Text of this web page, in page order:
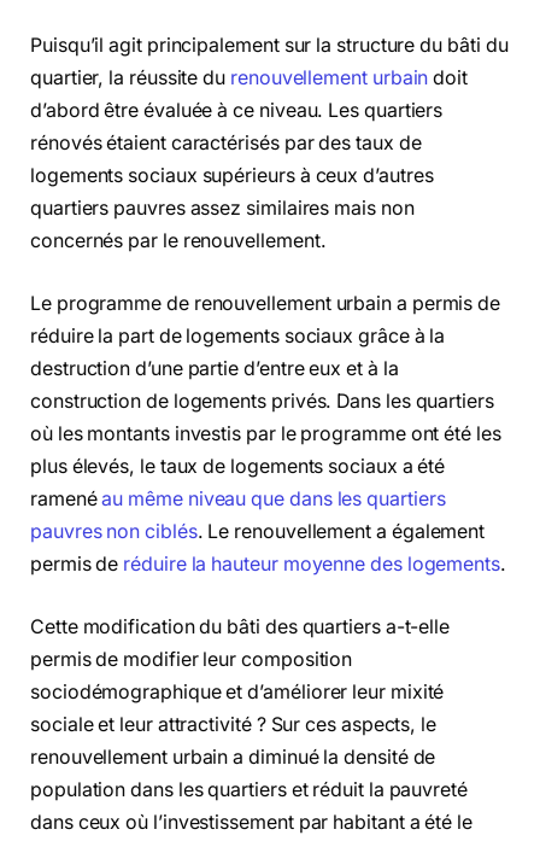
Puisqu’il agit principalement sur la structure du bâti du
quartier, la réussite du renouvellement urbain doit
d’abord être évaluée à ce niveau. Les quartiers
rénovés étaient caractérisés par des taux de
logements sociaux supérieurs à ceux d’autres
quartiers pauvres assez similaires mais non
concernés par le renouvellement.
Le programme de renouvellement urbain a permis de
réduire la part de logements sociaux grâce à la
destruction d’une partie d’entre eux et à la
construction de logements privés. Dans les quartiers
où les montants investis par le programme ont été les
plus élevés, le taux de logements sociaux a été
ramenéau même niveau que dans les quartiers
pauvres non ciblés. Le renouvellement a également
permis de réduire la hauteur moyenne des logements.
Cette modification du bâti des quartiers a-t-elle
permis de modifier leur composition
sociodémographique et d’améliorer leur mixité
sociale et leur attractivité ? Sur ces aspects, le
renouvellement urbain a diminué la densité de
population dans les quartiers et réduit la pauvreté
dans ceux où l’investissement par habitant a été le